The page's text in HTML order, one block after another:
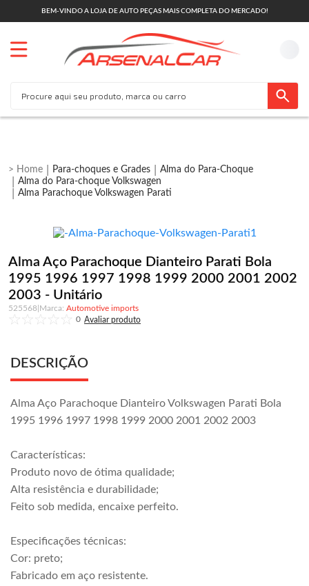
BEM-VINDO A LOJA DE AUTO PEÇAS MAIS COMPLETA DO MERCADO!
Para-choques e Grades
Alma do Para-Choque
Alma do Para-choque Volkswagen
Alma Parachoque Volkswagen Parati
Alma Aço Parachoque Dianteiro Parati Bola
1995 1996 1997 1998 1999 2000 2001 2002
2003 - Unitário
525568
Automotive imports
0
DESCRIÇÃO
Alma Aço Parachoque Dianteiro Volkswagen Parati Bola
1995 1996 1997 1998 1999 2000 2001 2002 2003
Características:
Produto novo de ótima qualidade;
Alta resistência e durabilidade;
Feito sob medida, encaixe perfeito.
Especificações técnicas:
Cor: preto;
Fabricado em aço resistente.